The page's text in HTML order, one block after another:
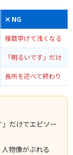
✕ NG
複数挙げて浅くなる
「明るいです」だけ
長所を述べて終わり
だけでエピソー
物像がぶれる